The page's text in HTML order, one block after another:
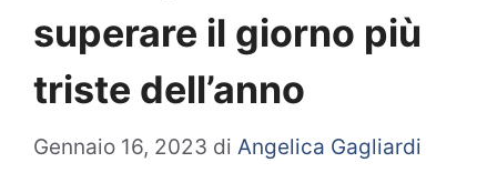
superare il giorno più
triste dell’anno
Gennaio 16, 2023 di Angelica Gagliardi